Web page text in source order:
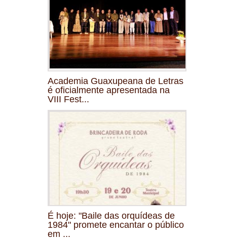
Academia Guaxupeana de Letras
é oficialmente apresentada na
VIII Fest...
É hoje: "Baile das orquídeas de
1984" promete encantar o público
em ...